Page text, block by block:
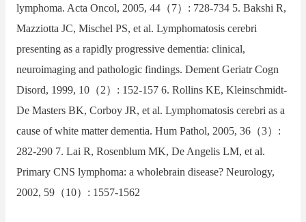
lymphoma. Acta Oncol, 2005, 44（7）: 728-734 5. Bakshi R,
Mazziotta JC, Mischel PS, et al. Lymphomatosis cerebri
presenting as a rapidly progressive dementia: clinical,
neuroimaging and pathologic findings. Dement Geriatr Cogn
Disord, 1999, 10（2）: 152-157 6. Rollins KE, Kleinschmidt-
De Masters BK, Corboy JR, et al. Lymphomatosis cerebri as a
cause of white matter dementia. Hum Pathol, 2005, 36（3）:
282-290 7. Lai R, Rosenblum MK, De Angelis LM, et al.
Primary CNS lymphoma: a wholebrain disease? Neurology,
2002, 59（10）: 1557-1562